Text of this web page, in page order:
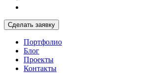
Сделать заявку
Портфолио
Блог
Проекты
Контакты